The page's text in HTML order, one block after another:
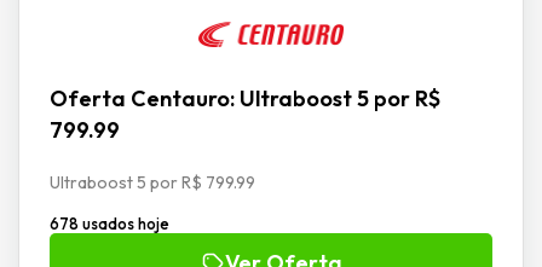
Oferta Centauro: Ultraboost 5 por R$
799.99
Ultraboost 5 por R$ 799.99
678 usados hoje